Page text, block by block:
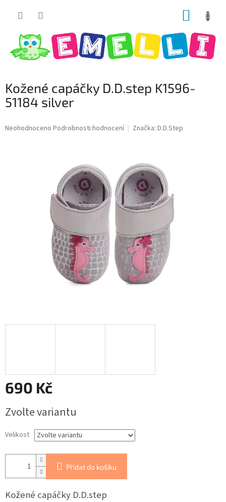
Kožené capáčky D.D.step K1596-
51184 silver
Průměrné
Neohodnoceno Podrobnosti hodnocení Značka: D.D.Step
690 Kč
cena:
Zvolte variantu
Velikost
Přidat do košíku
Kožené capáčky D.D.step